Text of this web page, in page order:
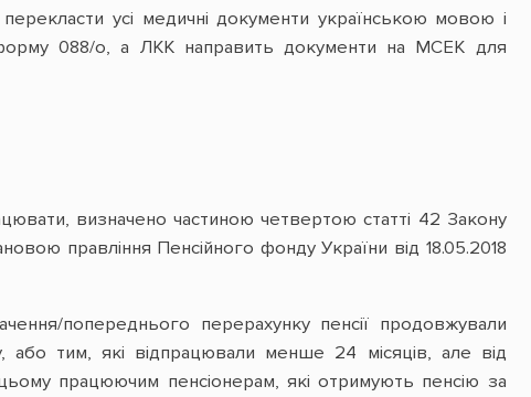
поліцейського
Міжвідомча робоча група
з дерегуляції
усі медичні документи українською мовою і
форму 088/о, а ЛКК направить документи на МСЕК для
визначено частиною четвертою статті 42 Закону
правління Пенсійного фонду України від 18.05.2018
попереднього перерахунку пенсії продовжували
тим, які відпрацювали менше 24 місяців, але від
працюючим пенсіонерам, які отримують пенсію за